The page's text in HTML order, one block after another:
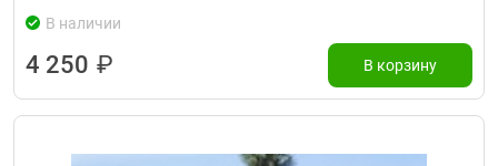
В наличии
4 250 ₽ В корзину